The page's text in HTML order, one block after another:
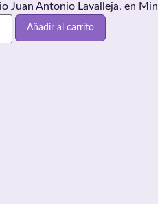
Juan Antonio Lavalleja, en
Añadir al carrito